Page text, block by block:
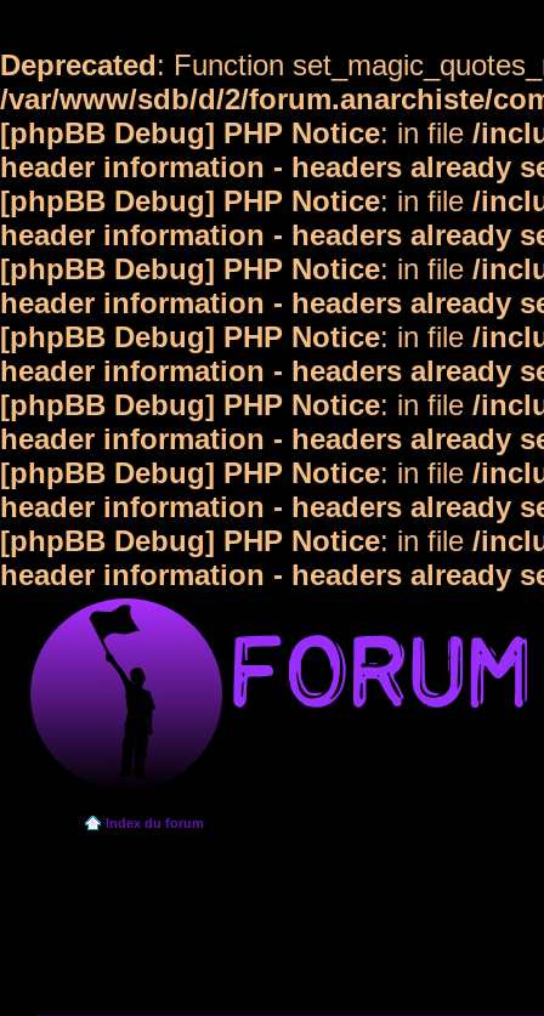
Deprecated: Function
/var/www/sdb/d/2/forum.anarchiste/
[phpBB Debug] PHP Notice: in file /
header information - headers already
[phpBB Debug] PHP Notice: in file /
header information - headers already
[phpBB Debug] PHP Notice: in file /
header information - headers already
[phpBB Debug] PHP Notice: in file /
header information - headers already
[phpBB Debug] PHP Notice: in file /
header information - headers already
[phpBB Debug] PHP Notice: in file /
header information - headers already
[phpBB Debug] PHP Notice: in file /
header information - headers already
Index du forum